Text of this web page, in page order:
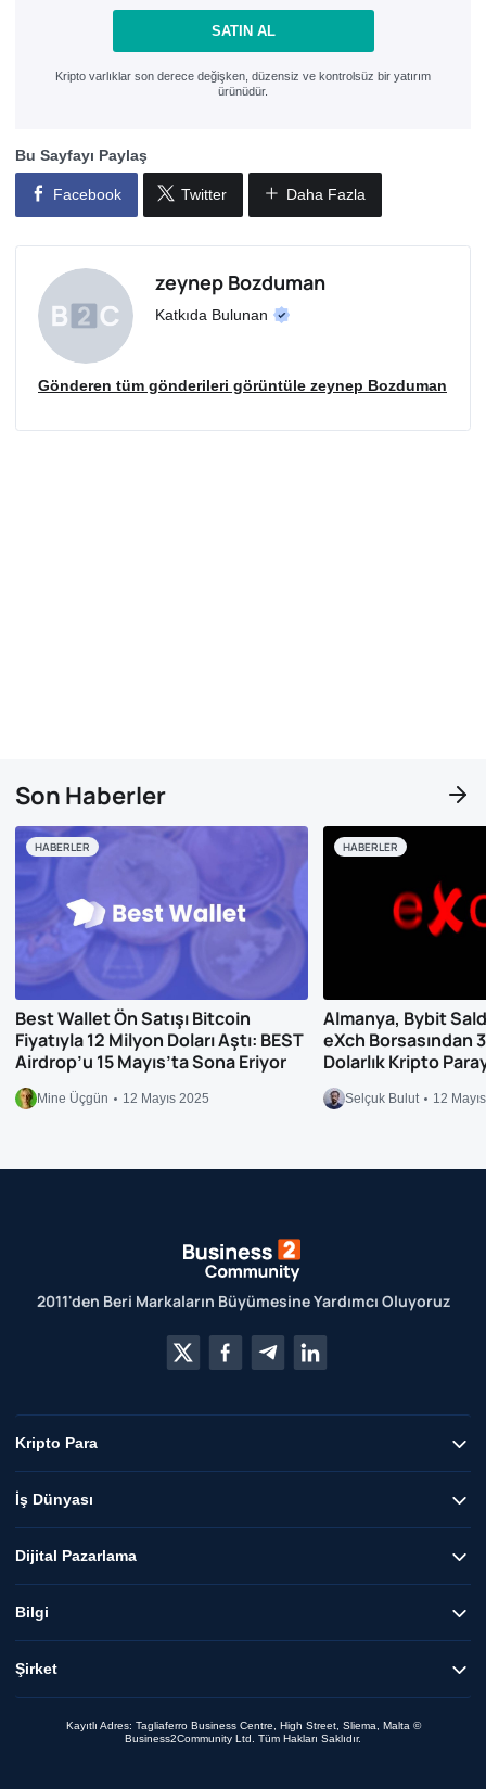
SATIN AL
Kripto varlıklar son derece değişken, düzensiz ve kontrolsüz bir yatırım
ürünüdür.
Bu Sayfayı Paylaş
Facebook Twitter Daha Fazla
zeynep Bozduman
Katkıda Bulunan
Gönderen tüm gönderileri görüntüle zeynep Bozduman
Son Haberler
Best Wallet Ön Satışı Bitcoin
Fiyatıyla 12 Milyon Doları Aştı: BEST
Airdrop’u 15 Mayıs’ta Sona Eriyor
Mine Üçgün 12 Mayıs 2025
HABERLER
Almanya, Bybit
eXch Borsasından
Dolarlık Kripto
Selçuk Bulut 12
HABERLER
2011'den Beri Markaların Büyümesine Yardımcı Oluyoruz
Kripto Para
İş Dünyası
Dijital Pazarlama
Bilgi
Şirket
Kayıtlı Adres: Tagliaferro Business Centre, High Street, Sliema, Malta ©
Business2Community Ltd. Tüm Hakları Saklıdır.